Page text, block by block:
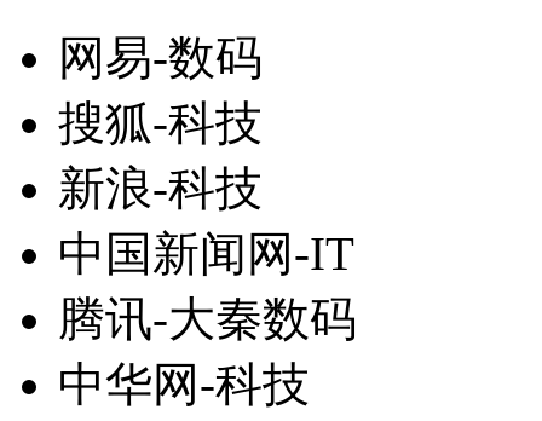
网易-数码
搜狐-科技
新浪-科技
中国新闻网-IT
腾讯-大秦数码
中华网-科技